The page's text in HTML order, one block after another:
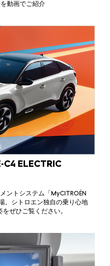
動画でご紹介
C4 ELECTRIC
ントシステム「MyCITROËN
。シトロエン独自の乗り心地
ぜひご覧ください。